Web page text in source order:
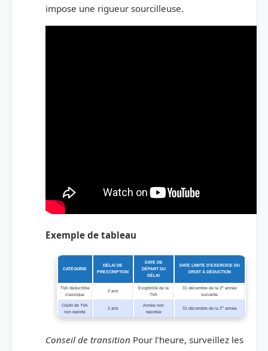
impose une rigueur sourcilleuse.
Exemple de tableau
CATÉGORIE
DÉLAI DE
PRESCRIPTION
DATE DE
DÉPART DU
DÉLAI
DATE LIMITE D’EXERCICE DU
DROIT À DÉDUCTION
TVA déductible
classique
2 ans
Exigibilité de la
TVA
31 décembre de la 2eannée
suivante
Crédit de TVA
non reporté
2 ans
Année non
reportée
31 décembre de la 2eannée
Conseil de transition Pour l’heure, surveillez les